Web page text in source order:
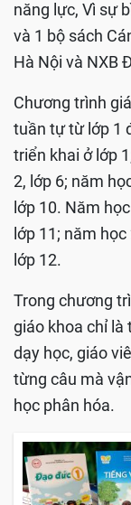
năng lực, Vì sự
và 1 bộ sách
Hà Nội và NXB
Chương trình
tuần tự từ lớp 1
triển khai ở lớp
2, lớp 6; năm
lớp 10. Năm
lớp 11; năm
lớp 12.
Trong chương
giáo khoa chỉ là
dạy học, giáo
từng câu mà
học phân hóa.